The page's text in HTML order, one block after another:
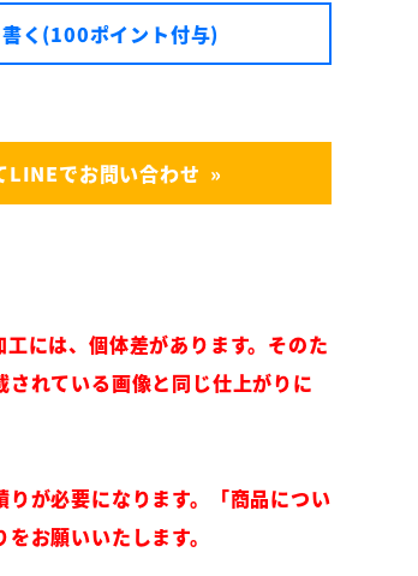
く(100ポイント付与)
LINEでお問い合わせ
には、個体差があります。そのた
れている画像と同じ仕上がりに
が必要になります。「商品につい
お願いいたします。